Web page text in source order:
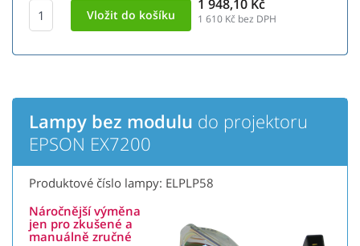
1 948,10 Kč
1 610 Kč bez DPH
Lampy bez modulu do projektoru
EPSON EX7200
Produktové číslo lampy: ELPLP58
Náročnější výměna
jen pro zkušené a
manuálně zručné